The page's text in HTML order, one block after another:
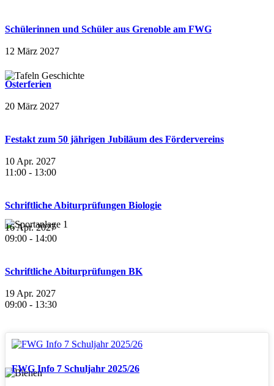
Schülerinnen und Schüler aus Grenoble am FWG
12 März 2027
Osterferien
20 März 2027
Festakt zum 50 jährigen Jubiläum des Fördervereins
10 Apr. 2027
11:00 - 13:00
Schriftliche Abiturprüfungen Biologie
16 Apr. 2027
09:00 - 14:00
Schriftliche Abiturprüfungen BK
19 Apr. 2027
09:00 - 13:30
FWG Info 7 Schuljahr 2025/26